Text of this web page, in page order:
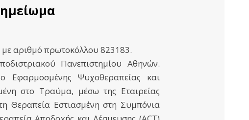
με αριθμό πρωτοκόλλου 823183.
Πανεπιστημίου Αθηνών.
Εφαρμοσμένης Ψυχοθεραπείας και
στο Τραύμα, μέσω της Εταιρείας
Θεραπεία Εστιασμένη στη Συμπόνια